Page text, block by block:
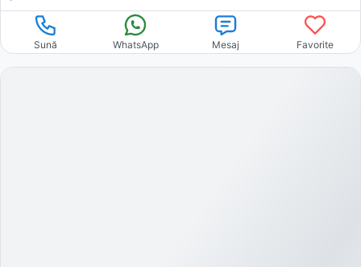
Sună WhatsApp Mesaj Favorite